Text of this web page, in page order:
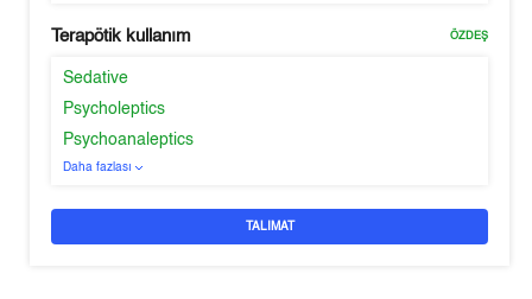
Terapötik kullanım ÖZDEŞ
Sedative
Psycholeptics
Psychoanaleptics
Daha fazlası
TALIMAT